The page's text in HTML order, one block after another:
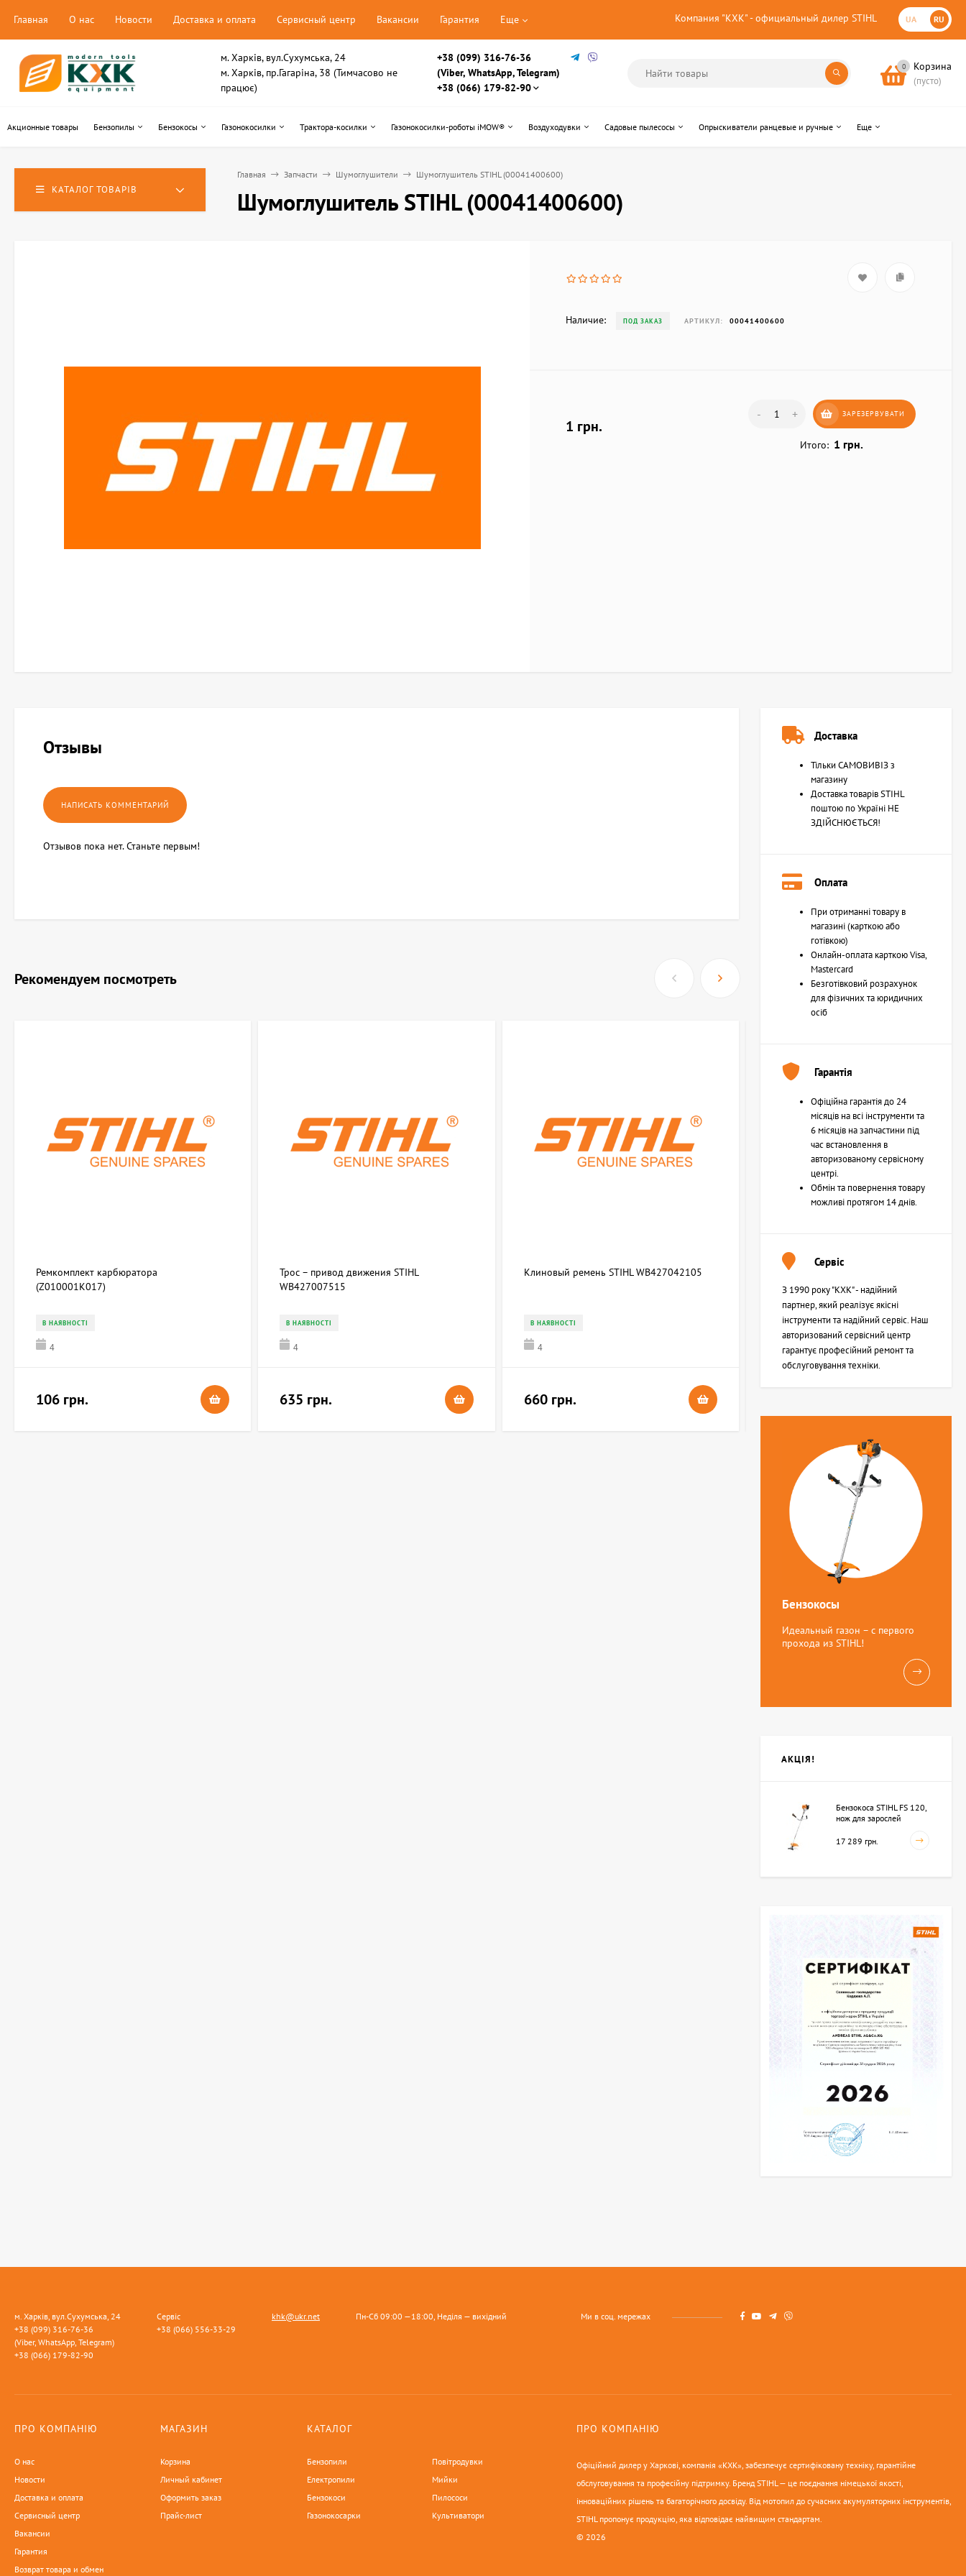
Компания "КХК" - официальный дилер STIHL UA RU
Главная О нас Новости Доставка и оплата Сервисный центр Вакансии Гарантия Еще
м. Харків, вул.Сухумська, 24
м. Харків, пр.Гагаріна, 38 (Тимчасово не
працює)
+38 (099) 316-76-36
(Viber, WhatsApp, Telegram)
+38 (066) 179-82-90
0 Корзина
(пусто)
Акционные товары Бензопилы Бензокосы Газонокосилки Трактора-косилки Газонокосилки-роботы iMOW® Воздуходувки Садовые пылесосы Опрыскиватели ранцевые и ручные Еще
КАТАЛОГ ТОВАРІВ
Главная Запчасти Шумоглушители Шумоглушитель STIHL (00041400600)
Шумоглушитель STIHL (00041400600)
Наличие: ПОД ЗАКАЗ АРТИКУЛ: 00041400600
1 грн.
- + ЗАРЕЗЕРВУВАТИ
Итого: 1 грн.
Отзывы
Отзывов пока нет. Станьте первым!
Рекомендуем посмотреть
Ремкомплект карбюратора
(Z010001K017)
В НАЯВНОСТІ
4
106 грн.
Трос – привод движения STIHL
WB427007515
В НАЯВНОСТІ
4
635 грн.
Клиновый ремень STIHL WB427042105
В НАЯВНОСТІ
4
660 грн.
Возвратная пружина STIHL (Z000013Z000)
В НАЯВНОСТІ
4
Доставка
Тільки САМОВИВІЗ з
магазину
Доставка товарів STIHL
поштою по Україні НЕ
ЗДІЙСНЮЄТЬСЯ!
Оплата
При отриманні товару в
магазині (карткою або
готівкою)
Онлайн-оплата карткою Visa,
Mastercard
Безготівковий розрахунок
для фізичних та юридичних
осіб
Гарантія
Офіційна гарантія до 24
місяців на всі інструменти та
6 місяців на запчастини під
час встановлення в
авторизованому сервісному
центрі.
Обмін та повернення товару
можливі протягом 14 днів.
Сервіс
З 1990 року "КХК" - надійний
партнер, який реалізує якісні
інструменти та надійний сервіс. Наш
авторизований сервісний центр
гарантує професійний ремонт та
обслуговування техніки.
Бензокосы
Идеальный газон – с первого
прохода из STIHL!
АКЦІЯ!
Бензокоса STIHL FS 120,
нож для зарослей
17 289 грн.
м. Харків, вул.Сухумська, 24
+38 (099) 316-76-36
(Viber, WhatsApp, Telegram)
+38 (066) 179-82-90
Сервіс
+38 (066) 556-33-29
khk@ukr.net Пн-Сб 09:00 —18:00, Неділя — вихідний Ми в соц. мережах
ПРО КОМПАНІЮ
О нас
Новости
Доставка и оплата
Сервисный центр
Вакансии
Гарантия
Возврат товара и обмен
МАГАЗИН
Корзина
Личный кабинет
Оформить заказ
Прайс-лист
КАТАЛОГ
Бензопили
Електропили
Бензокоси
Газонокосарки
Повітродувки
Мийки
Пилососи
Культиватори
ПРО КОМПАНІЮ
Офіційний дилер у Харкові, компанія «КХК», забезпечує сертифіковану техніку, гарантійне
обслуговування та професійну підтримку. Бренд STIHL — це поєднання німецької якості,
інноваційних рішень та багаторічного досвіду. Від мотопил до сучасних акумуляторних інструментів,
STIHL пропонує продукцію, яка відповідає найвищим стандартам.
© 2026